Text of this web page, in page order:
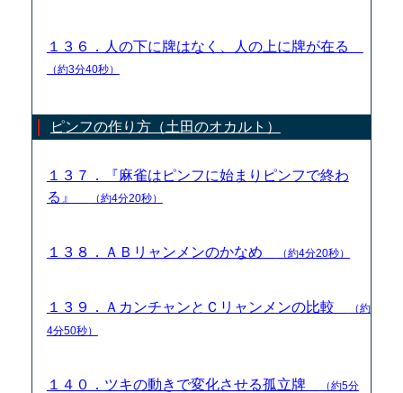
１３６．人の下に牌はなく、人の上に牌が在る
（約3分40秒）
ピンフの作り方（土田のオカルト）
１３７．『麻雀はピンフに始まりピンフで終わ
る』
（約4分20秒）
１３８．ＡＢリャンメンのかなめ （約4分20秒）
１３９．ＡカンチャンとＣリャンメンの比較
（約
4分50秒）
１４０．ツキの動きで変化させる孤立牌
（約5分